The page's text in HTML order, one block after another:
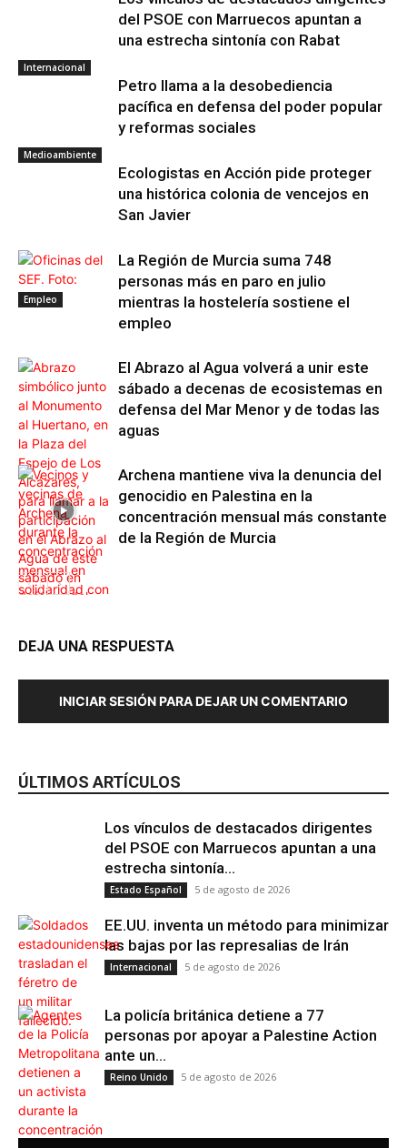
del PSOE con Marruecos apuntan a
una estrecha sintonía con Rabat
Internacional
Petro llama a la desobediencia
pacífica en defensa del poder popular
y reformas sociales
Medioambiente
Ecologistas en Acción pide proteger
una histórica colonia de vencejos en
San Javier
Empleo
La Región de Murcia suma 748
personas más en paro en julio
mientras la hostelería sostiene el
empleo
Internacional
El Abrazo al Agua volverá a unir este
sábado a decenas de ecosistemas en
defensa del Mar Menor y de todas las
aguas
Murcia
Archena mantiene viva la denuncia del
genocidio en Palestina en la
concentración mensual más constante
de la Región de Murcia
DEJA UNA RESPUESTA
INICIAR SESIÓN PARA DEJAR UN COMENTARIO
ÚLTIMOS ARTÍCULOS
Los vínculos de destacados dirigentes
del PSOE con Marruecos apuntan a una
estrecha sintonía...
Estado Español 5 de agosto de 2026
EE.UU. inventa un método para minimizar
las bajas por las represalias de Irán
Internacional 5 de agosto de 2026
La policía británica detiene a 77
personas por apoyar a Palestine Action
ante un...
Reino Unido 5 de agosto de 2026